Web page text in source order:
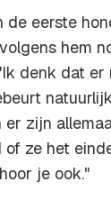
de eerste
hem
denk dat er
zijn
of ze het
je ook."